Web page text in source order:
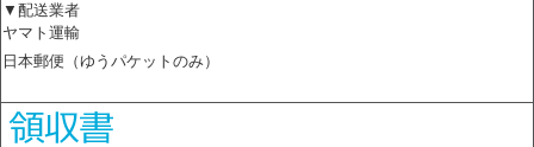
▼配送業者
ヤマト運輸
日本郵便（ゆうパケットのみ）